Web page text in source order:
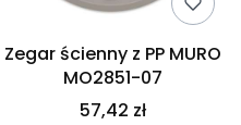
Zegar ścienny z PP MURO
MO2851-07
57,42 zł